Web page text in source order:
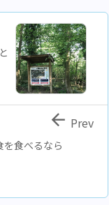
を食べるなら
 Prev